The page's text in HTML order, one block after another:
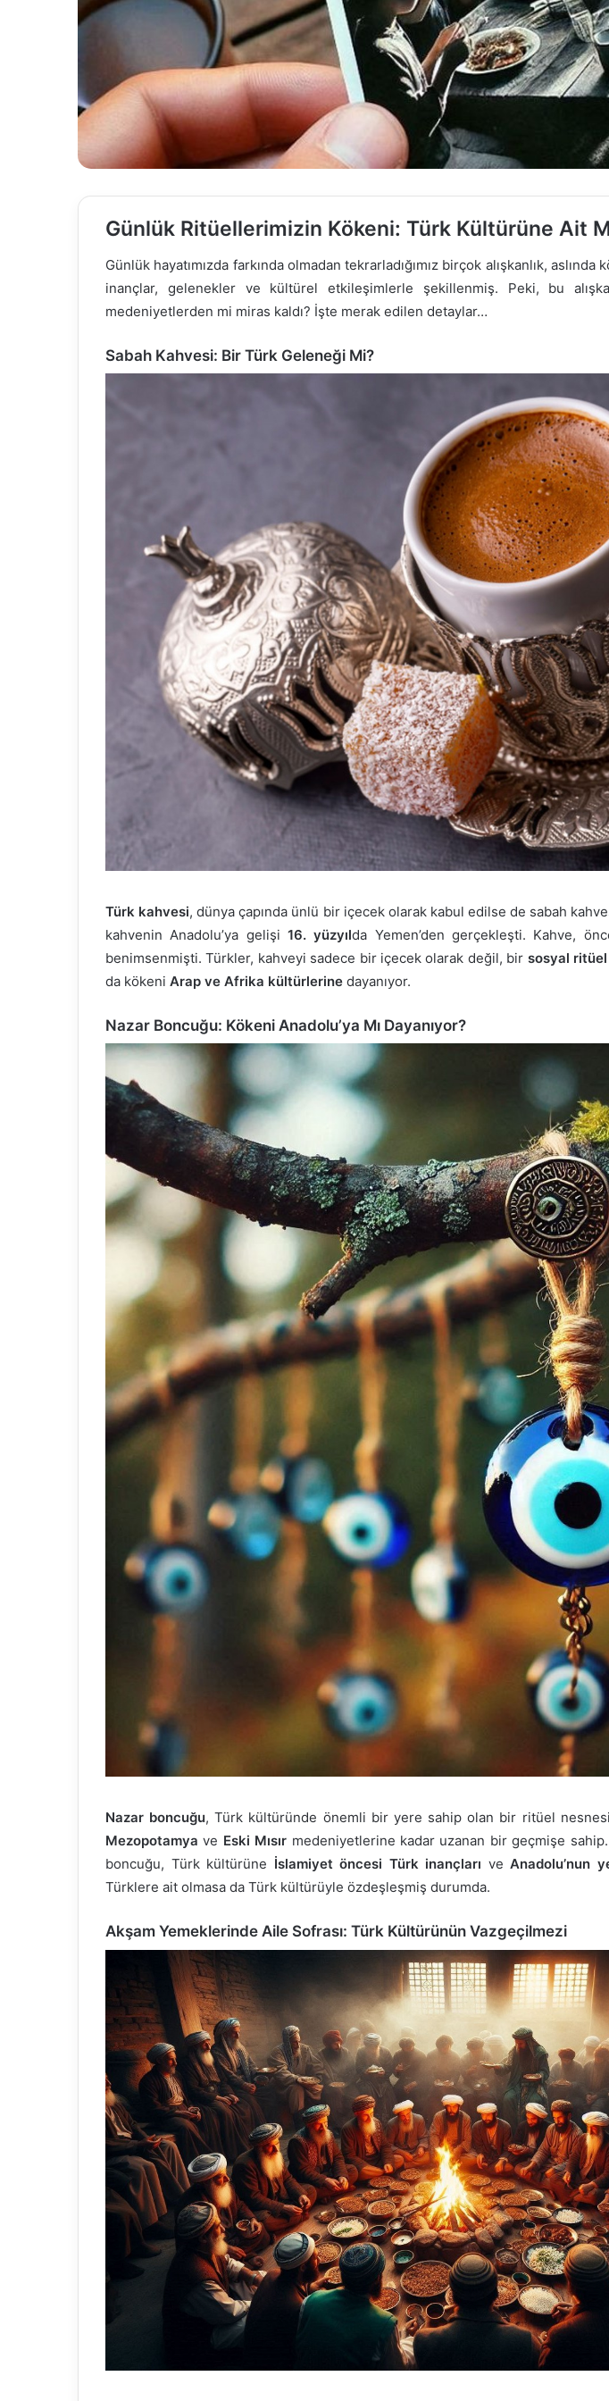
Günlük Ritüellerimizin Kökeni: Türk Kültürüne Ait
Günlük hayatımızda farkında olmadan tekrarladığımız birçok alışkanlık, aslında
inançlar, gelenekler ve kültürel etkileşimlerle şekillenmiş. Peki, bu
medeniyetlerden mi miras kaldı? İşte merak edilen detaylar…
Sabah Kahvesi: Bir Türk Geleneği Mi?
Türk kahvesi, dünya çapında ünlü bir içecek olarak kabul edilse de sabah
kahvenin Anadolu’ya gelişi 16. yüzyılda Yemen’den gerçekleşti. Kahve,
benimsenmişti. Türkler, kahveyi sadece bir içecek olarak değil, bir sosyal ritüel
da kökeni Arap ve Afrika kültürlerine dayanıyor.
Nazar Boncuğu: Kökeni Anadolu’ya Mı Dayanıyor?
Nazar boncuğu, Türk kültüründe önemli bir yere sahip olan bir ritüel
Mezopotamya ve Eski Mısır medeniyetlerine kadar uzanan bir geçmişe sahip.
boncuğu, Türk kültürüne İslamiyet öncesi Türk inançları veAnadolu’nun
Türklere ait olmasa da Türk kültürüyle özdeşleşmiş durumda.
Akşam Yemeklerinde Aile Sofrası: Türk Kültürünün Vazgeçilmezi